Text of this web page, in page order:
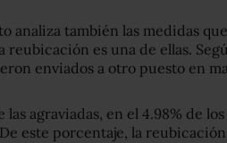
analiza también las medidas
reubicación es una de ellas.
enviados a otro puesto en
las agraviadas, en el 4.98% de
este porcentaje, la